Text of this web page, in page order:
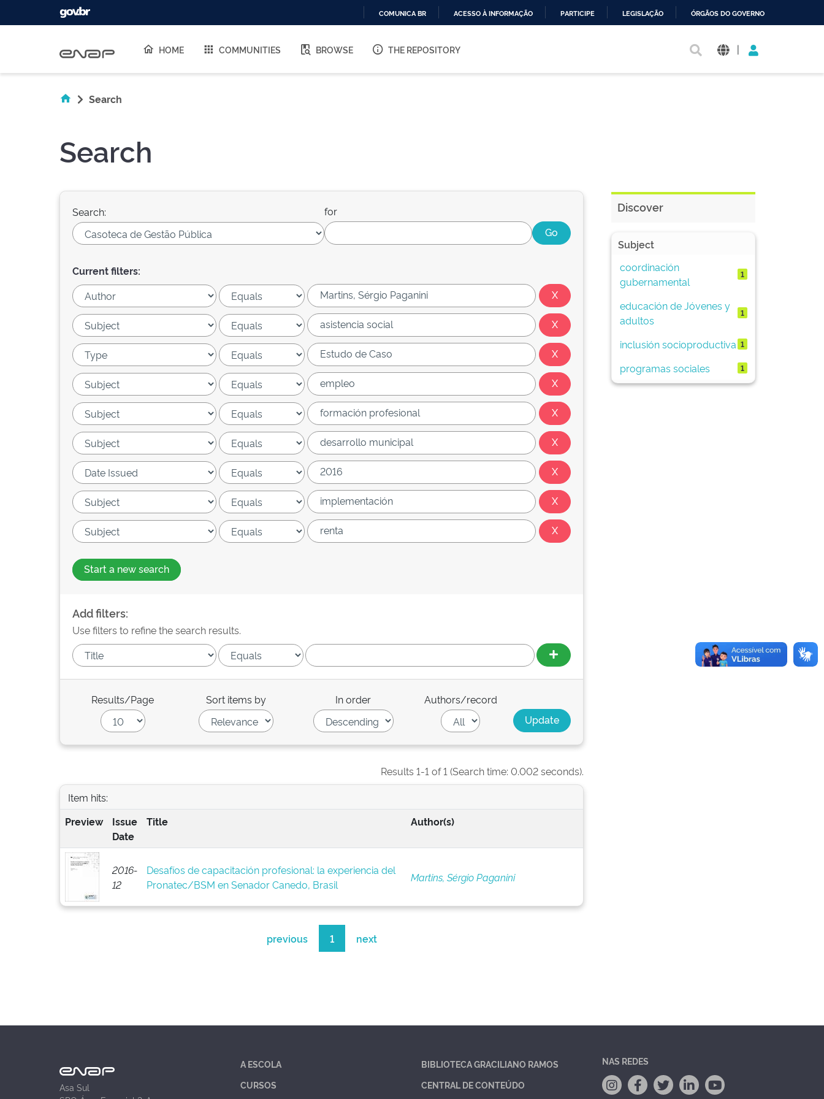
O
COMUNICA BR ACESSO À INFORMAÇÃO PARTICIPE LEGISLAÇÃO ÓRGÃOS DO GOVERNO
HOME COMMUNITIES BROWSE THE REPOSITORY |
Search
Search
Search: for
Current filters:
Start a new search
Add filters:
Use filters to refine the search results.
Results/Page Sort items by In order Authors/record
Results 1-1 of 1 (Search time: 0.002 seconds).
Item hits:
Preview
Issue
Date
Title Author(s)
2016-
12
Desafíos de capacitación profesional: la experiencia del
Pronatec/BSM en Senador Canedo, Brasil
Martins, Sérgio Paganini
previous 1 next
Discover
Subject
coordinación
gubernamental
1
educación de Jóvenes y
adultos
1
inclusión socioproductiva 1
programas sociales 1
Asa Sul
A ESCOLA
CURSOS
BIBLIOTECA GRACILIANO RAMOS
CENTRAL DE CONTEÚDO
NAS REDES